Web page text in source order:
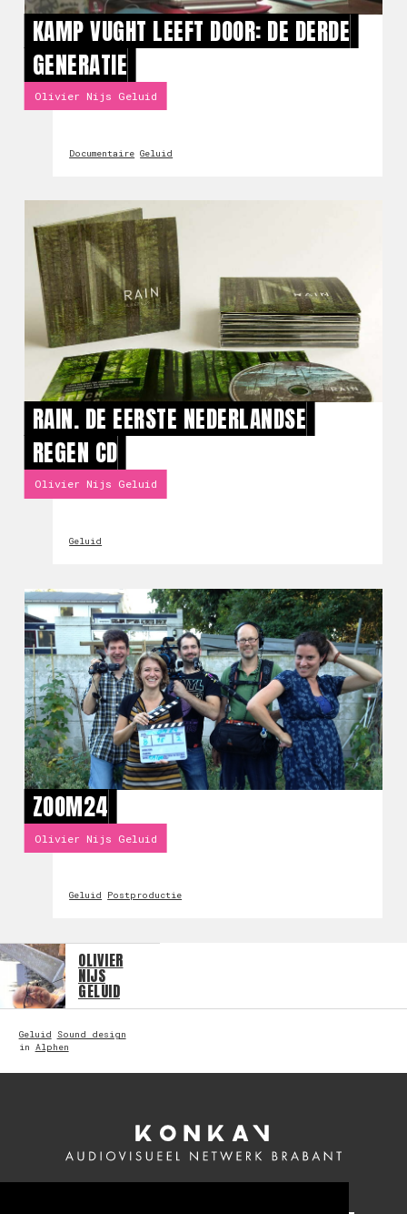
KAMP VUGHT LEEFT DOOR: DE DERDE
GENERATIE
Olivier Nijs Geluid
Documentaire Geluid
RAIN. DE EERSTE NEDERLANDSE
REGEN CD
Olivier Nijs Geluid
Geluid
ZOOM24
Olivier Nijs Geluid
Geluid Postproductie
OLIVIER
NIJS
GELUID
Geluid
Sound design
in Alphen